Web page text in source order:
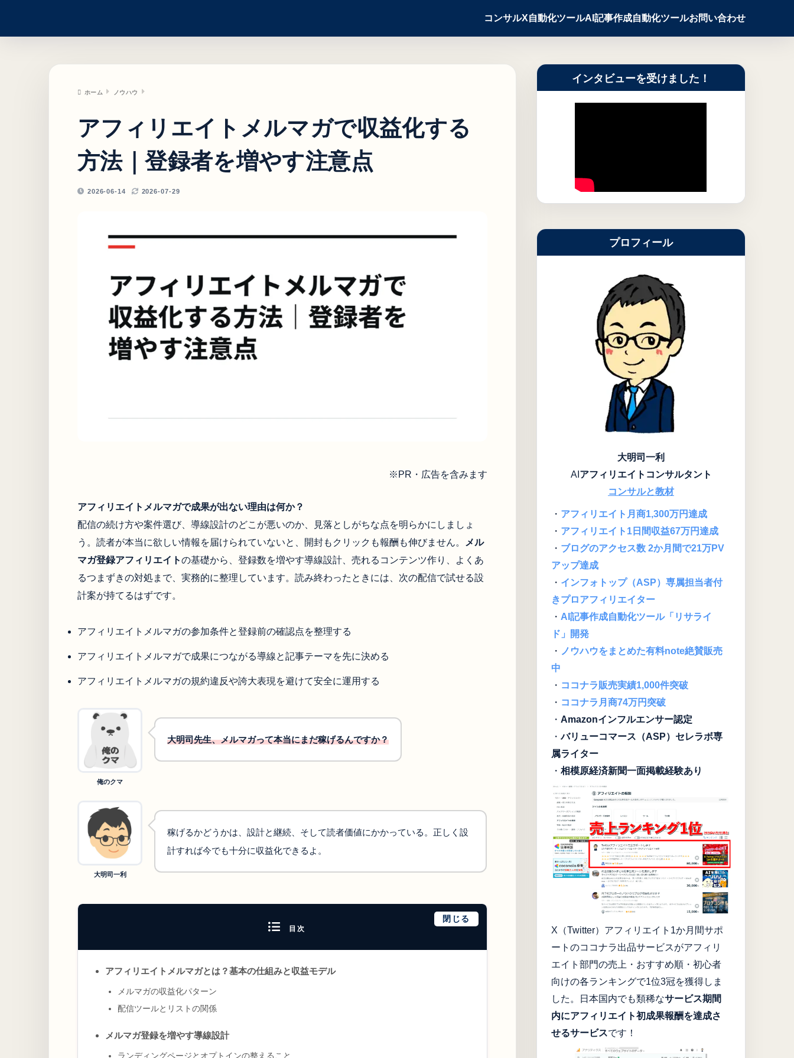
コンサルX自動化ツールAI記事作成自動化ツールお問い合わせ
ホーム ノウハウ
アフィリエイトメルマガで収益化する
方法｜登録者を増やす注意点
2026-06-14 2026-07-29
※PR・広告を含みます
アフィリエイトメルマガで成果が出ない理由は何か？
配信の続け方や案件選び、導線設計のどこが悪いのか、見落としがちな点を明らかにしましょ
う。読者が本当に欲しい情報を届けられていないと、開封もクリックも報酬も伸びません。 メル
マガ登録アフィリエイトの基礎から、登録数を増やす導線設計、売れるコンテンツ作り、よくあ
るつまずきの対処まで、実務的に整理しています。読み終わったときには、次の配信で試せる設
計案が持てるはずです。
アフィリエイトメルマガの参加条件と登録前の確認点を整理する
アフィリエイトメルマガで成果につながる導線と記事テーマを先に決める
アフィリエイトメルマガの規約違反や誇大表現を避けて安全に運用する
俺のクマ
大明司先生、メルマガって本当にまだ稼げるんですか？
大明司一利
稼げるかどうかは、設計と継続、そして読者価値にかかっている。正しく設
計すれば今でも十分に収益化できるよ。
目次
閉じる
アフィリエイトメルマガとは？基本の仕組みと収益モデル
メルマガの収益化パターン
配信ツールとリストの関係
メルマガ登録を増やす導線設計
ランディングページとオプトインの整えること
インタビューを受けました！
プロフィール
大明司一利
AI アフィリエイトコンサルタント
コンサルと教材
・ アフィリエイト月商1,300万円達成
・ アフィリエイト1日間収益67万円達成
・ ブログのアクセス数 2か月間で21万PV
アップ達成
・ インフォトップ（ASP）専属担当者付
きプロアフィリエイター
・ AI記事作成自動化ツール「リサライ
ド」開発
・
ノウハウをまとめた有料note絶賛販売
中
・ ココナラ販売実績1,000件突破
・ ココナラ月商74万円突破
・ Amazonインフルエンサー認定
・ バリューコマース（ASP）セレラボ専
属ライター
・相模原経済新聞一面掲載経験あり
X（Twitter）アフィリエイト1か月間サポ
ートのココナラ出品サービスがアフィリ
エイト部門の売上・おすすめ順・初心者
向けの各ランキングで1位3冠を獲得しま
した。日本国内でも類稀なサービス期間
内にアフィリエイト初成果報酬を達成さ
せるサービスです！